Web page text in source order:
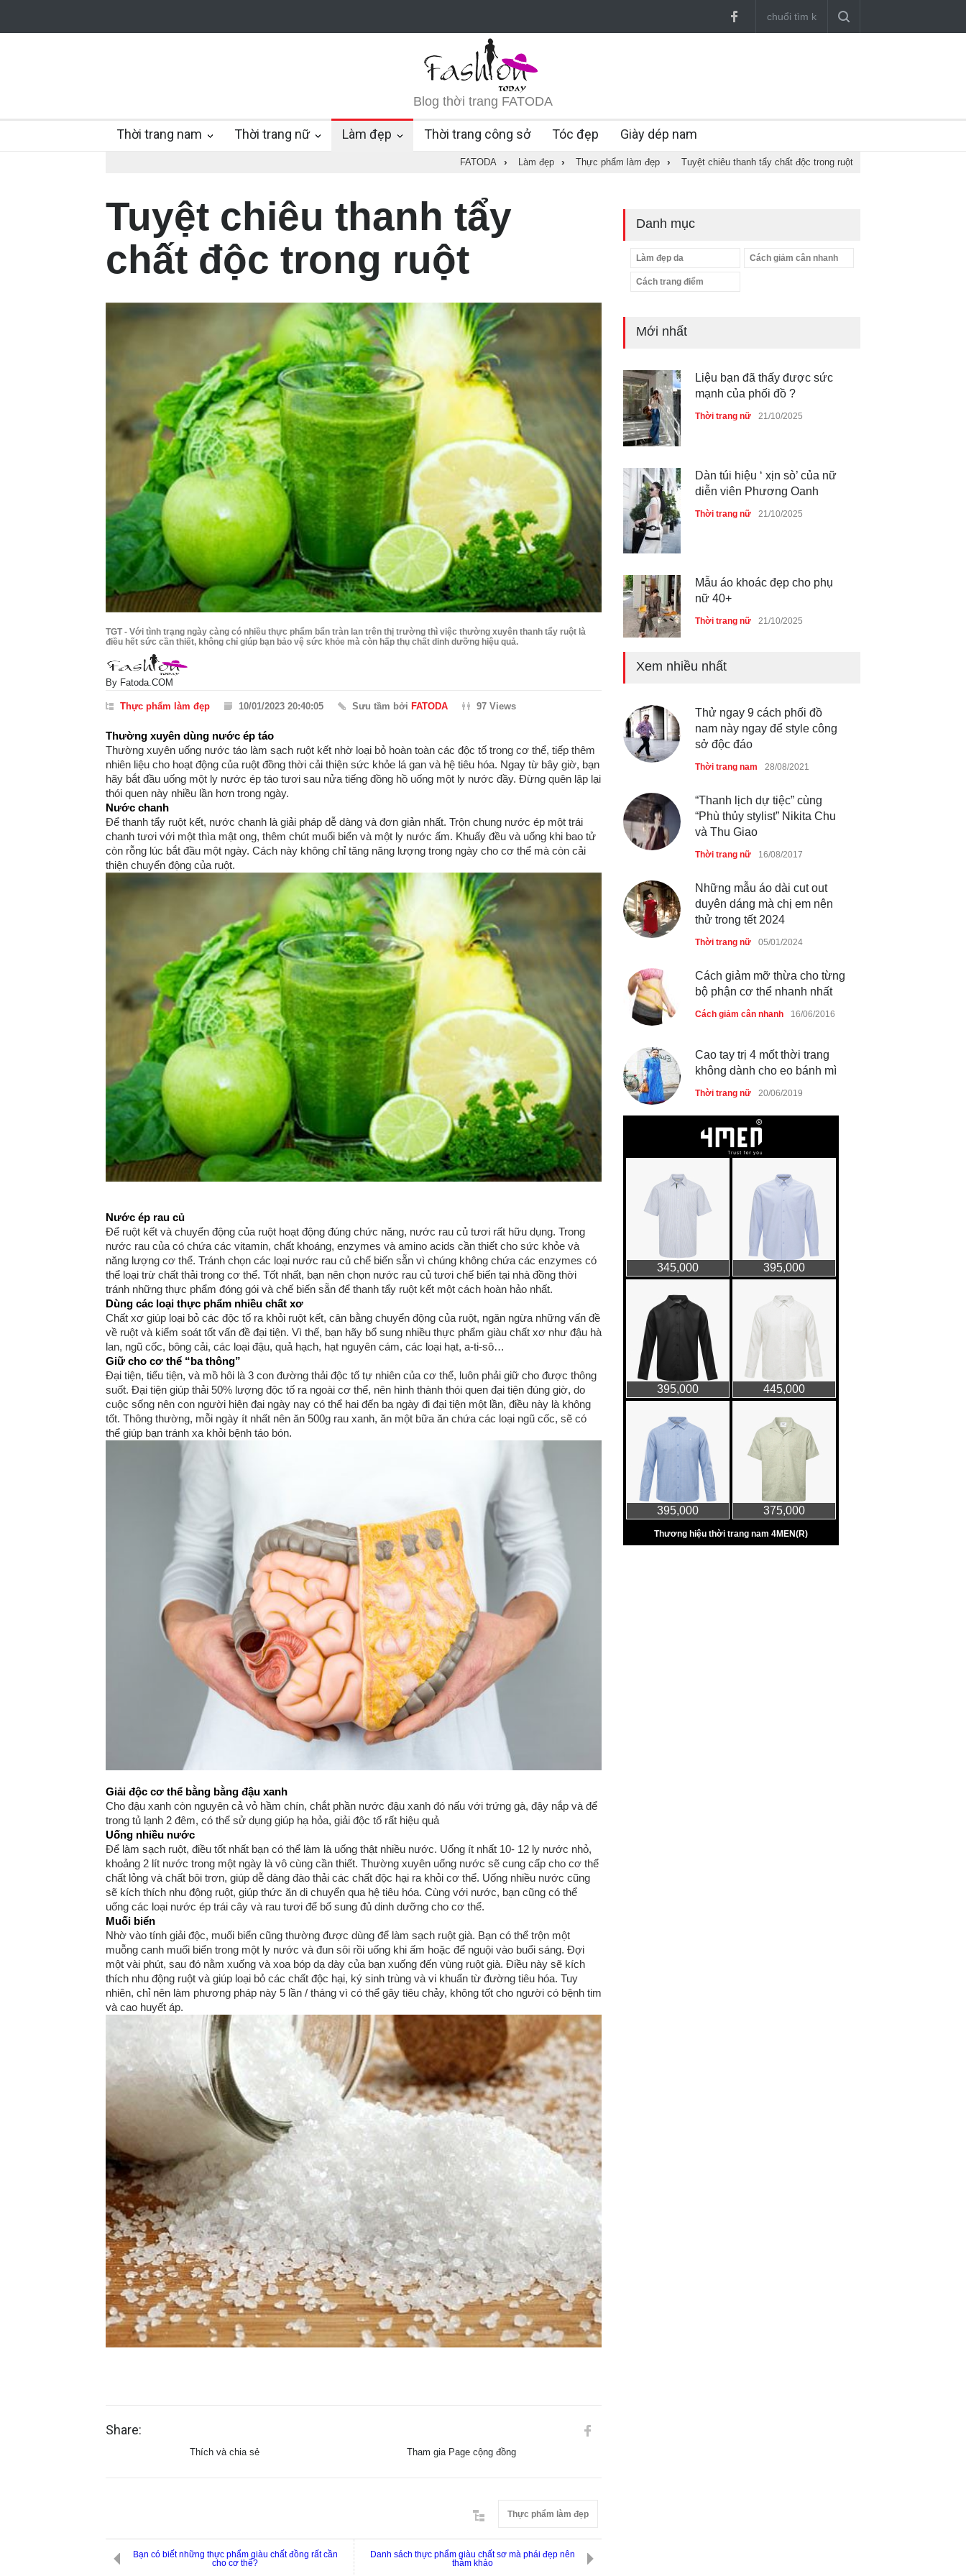
Blog thời trang FATODA
Thời trang nam Thời trang nữ Làm đẹp Thời trang công sở Tóc đẹp Giày dép nam
FATODA › Làm đẹp › Thực phẩm làm đẹp › Tuyệt chiêu thanh tẩy chất độc trong ruột
Tuyệt chiêu thanh tẩy
chất độc trong ruột
TGT - Với tình trạng ngày càng có nhiều thực phẩm bẩn tràn lan trên thị trường thì việc thường xuyên thanh tẩy ruột là
điều hết sức cần thiết, không chỉ giúp bạn bảo vệ sức khỏe mà còn hấp thụ chất dinh dưỡng hiệu quả.
By Fatoda.COM
Thực phẩm làm đẹp 10/01/2023 20:40:05 Sưu tầm bởi FATODA 97 Views
Thường xuyên dùng nước ép táo
Thường xuyên uống nước táo làm sạch ruột kết nhờ loại bỏ hoàn toàn các độc tố trong cơ thể, tiếp thêm
nhiên liệu cho hoạt động của ruột đồng thời cải thiện sức khỏe lá gan và hệ tiêu hóa. Ngay từ bây giờ, bạn
hãy bắt đầu uống một ly nước ép táo tươi sau nửa tiếng đồng hồ uống một ly nước đầy. Đừng quên lập lại
thói quen này nhiều lần hơn trong ngày.
Nước chanh
Để thanh tẩy ruột kết, nước chanh là giải pháp dễ dàng và đơn giản nhất. Trộn chung nước ép một trái
chanh tươi với một thìa mật ong, thêm chút muối biển và một ly nước ấm. Khuấy đều và uống khi bao tử
còn rỗng lúc bắt đầu một ngày. Cách này không chỉ tăng năng lượng trong ngày cho cơ thể mà còn cải
thiện chuyển động của ruột.
Nước ép rau củ
Để ruột kết và chuyển động của ruột hoạt động đúng chức năng, nước rau củ tươi rất hữu dụng. Trong
nước rau của có chứa các vitamin, chất khoáng, enzymes và amino acids cần thiết cho sức khỏe và
năng lượng cơ thể. Tránh chọn các loại nước rau củ chế biến sẵn vì chúng không chứa các enzymes có
thể loại trừ chất thải trong cơ thể. Tốt nhất, bạn nên chọn nước rau củ tươi chế biến tại nhà đồng thời
tránh những thực phẩm đóng gói và chế biến sẵn để thanh tẩy ruột kết một cách hoàn hảo nhất.
Dùng các loại thực phẩm nhiều chất xơ
Chất xơ giúp loại bỏ các độc tố ra khỏi ruột kết, cân bằng chuyển động của ruột, ngăn ngừa những vấn đề
về ruột và kiểm soát tốt vấn đề đại tiện. Vì thế, bạn hãy bổ sung nhiều thực phẩm giàu chất xơ như đậu hà
lan, ngũ cốc, bông cải, các loại đậu, quả hạch, hạt nguyên cám, các loại hạt, a-ti-sô…
Giữ cho cơ thể “ba thông”
Đại tiện, tiểu tiện, và mồ hôi là 3 con đường thải độc tố tự nhiên của cơ thể, luôn phải giữ cho được thông
suốt. Đại tiện giúp thải 50% lượng độc tố ra ngoài cơ thể, nên hình thành thói quen đại tiện đúng giờ, do
cuộc sống nên con người hiện đại ngày nay có thể hai đến ba ngày đi đại tiện một lần, điều này là không
tốt. Thông thường, mỗi ngày ít nhất nên ăn 500g rau xanh, ăn một bữa ăn chứa các loại ngũ cốc, sẽ có
thể giúp bạn tránh xa khỏi bệnh táo bón.
Giải độc cơ thể bằng bằng đậu xanh
Cho đậu xanh còn nguyên cả vỏ hầm chín, chắt phần nước đậu xanh đó nấu với trứng gà, đậy nắp và để
trong tủ lạnh 2 đêm, có thể sử dụng giúp hạ hỏa, giải độc tố rất hiệu quả
Uống nhiều nước
Để làm sạch ruột, điều tốt nhất bạn có thể làm là uống thật nhiều nước. Uống ít nhất 10- 12 ly nước nhỏ,
khoảng 2 lít nước trong một ngày là vô cùng cần thiết. Thường xuyên uống nước sẽ cung cấp cho cơ thể
chất lỏng và chất bôi trơn, giúp dễ dàng đào thải các chất độc hại ra khỏi cơ thể. Uống nhiều nước cũng
sẽ kích thích nhu động ruột, giúp thức ăn di chuyển qua hệ tiêu hóa. Cùng với nước, bạn cũng có thể
uống các loại nước ép trái cây và rau tươi để bổ sung đủ dinh dưỡng cho cơ thể.
Muối biển
Nhờ vào tính giải độc, muối biển cũng thường được dùng để làm sạch ruột già. Bạn có thể trộn một
muỗng canh muối biển trong một ly nước và đun sôi rồi uống khi ấm hoặc để nguội vào buổi sáng. Đợi
một vài phút, sau đó nằm xuống và xoa bóp dạ dày của bạn xuống đến vùng ruột già. Điều này sẽ kích
thích nhu động ruột và giúp loại bỏ các chất độc hại, ký sinh trùng và vi khuẩn từ đường tiêu hóa. Tuy
nhiên, chỉ nên làm phương pháp này 5 lần / tháng vì có thể gây tiêu chảy, không tốt cho người có bệnh tim
và cao huyết áp.
Share:
Thích và chia sẻ Tham gia Page cộng đồng
Thực phẩm làm đẹp
Bạn có biết những thực phẩm giàu chất đồng rất cần
cho cơ thể?
Danh sách thực phẩm giàu chất sơ mà phái đẹp nên
thảm khảo
Danh mục
Làm đẹp da Cách giảm cân nhanh
Cách trang điểm
Mới nhất
Liệu bạn đã thấy được sức
mạnh của phối đồ ?
Thời trang nữ 21/10/2025
Dàn túi hiệu ‘ xịn sò’ của nữ
diễn viên Phương Oanh
Thời trang nữ 21/10/2025
Mẫu áo khoác đẹp cho phụ
nữ 40+
Thời trang nữ 21/10/2025
Chiếc áo dài cưới của Hoa
Thời trang nữ 21/10/2025
GAP Hoodie biểu tượng
Thời trang nữ 21/10/2025
Xem nhiều nhất
Thử ngay 9 cách phối đồ
nam này ngay để style công
sở độc đáo
Thời trang nam 28/08/2021
“Thanh lịch dự tiệc” cùng
“Phù thủy stylist” Nikita Chu
và Thu Giao
Thời trang nữ 16/08/2017
Những mẫu áo dài cut out
duyên dáng mà chị em nên
thử trong tết 2024
Thời trang nữ 05/01/2024
Cách giảm mỡ thừa cho từng
bộ phận cơ thể nhanh nhất
Cách giảm cân nhanh 16/06/2016
Cao tay trị 4 mốt thời trang
không dành cho eo bánh mì
Thời trang nữ 20/06/2019